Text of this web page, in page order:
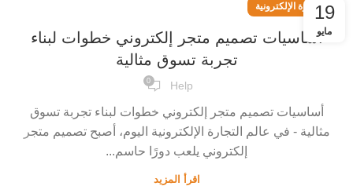
19
مايو
التجارة الإلكترونية
أساسيات تصميم متجر إلكتروني خطوات لبناء
تجربة تسوق مثالية
Help
0
أساسيات تصميم متجر إلكتروني خطوات لبناء تجربة تسوق
مثالية - في عالم التجارة الإلكترونية اليوم، أصبح تصميم متجر
إلكتروني يلعب دورًا حاسم...
اقرأ المزيد